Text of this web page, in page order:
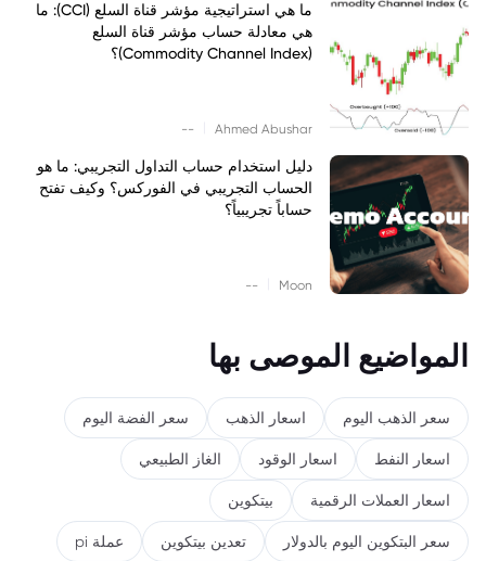
ما هي استراتيجية مؤشر قناة السلع (CCI): ما
هي معادلة حساب مؤشر قناة السلع
(Commodity Channel Index)؟
Ahmed Abushar
--
دليل استخدام حساب التداول التجريبي: ما هو
الحساب التجريبي في الفوركس؟ وكيف تفتح
حساباً تجريبياً؟
Moon
--
المواضيع الموصى بها
سعر الذهب اليوم اسعار الذهب سعر الفضة اليوم
اسعار النفط اسعار الوقود الغاز الطبيعي
اسعار العملات الرقمية بيتكوين
سعر البتكوين اليوم بالدولار تعدين بيتكوين عملة pi